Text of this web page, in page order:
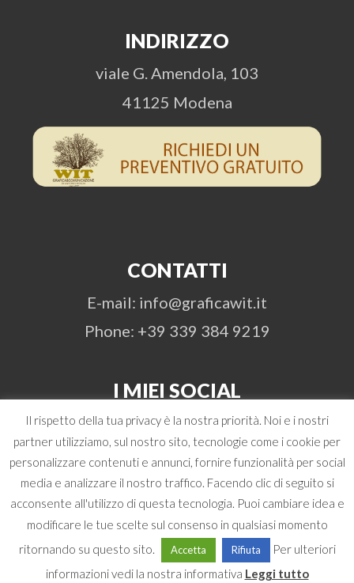
INDIRIZZO
viale G. Amendola, 103
41125 Modena
CONTATTI
E-mail: info@graficawit.it
Phone: +39 339 384 9219
I MIEI SOCIAL
© 2026 Antonio Boschi | WIT Grafica &
Comunicazione | P. Iva 02472480348 -
Codice SDI USAL8PV
Il rispetto della tua privacy è la nostra priorità. Noi e i nostri
partner utilizziamo, sul nostro sito, tecnologie come i cookie per
personalizzare contenuti e annunci, fornire funzionalità per social
media e analizzare il nostro traffico. Facendo clic di seguito si
acconsente all'utilizzo di questa tecnologia. Puoi cambiare idea e
modificare le tue scelte sul consenso in qualsiasi momento
ritornando su questo sito.
Accetta Rifiuta
Per ulteriori
informazioni vedi la nostra informativa Leggi tutto